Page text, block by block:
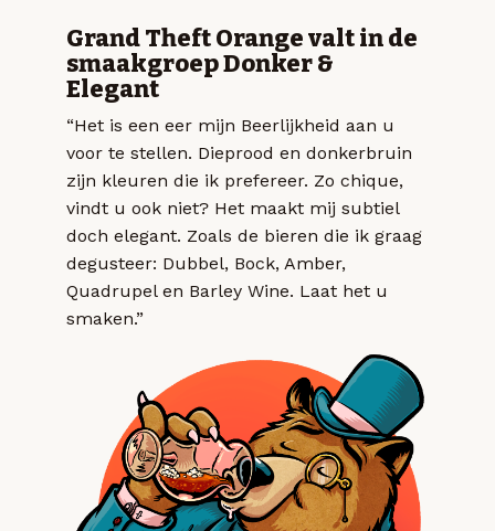
Grand Theft Orange valt in de
smaakgroep Donker &
Elegant
“Het is een eer mijn Beerlijkheid aan u
voor te stellen. Dieprood en donkerbruin
zijn kleuren die ik prefereer. Zo chique,
vindt u ook niet? Het maakt mij subtiel
doch elegant. Zoals de bieren die ik graag
degusteer: Dubbel, Bock, Amber,
Quadrupel en Barley Wine. Laat het u
smaken.”